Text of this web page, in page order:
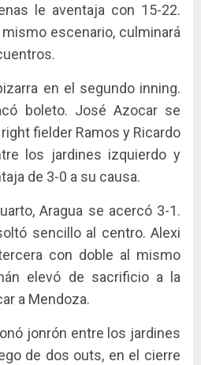
le aventaja con 15-22.
escenario, culminará
en el segundo inning.
boleto. José Azocar se
fielder Ramos y Ricardo
los jardines izquierdo y
de 3-0 a su causa.
Aragua se acercó 3-1.
sencillo al centro. Alexi
con doble al mismo
elevó de sacrificio a la
a Mendoza.
jonrón entre los jardines
de dos outs, en el cierre